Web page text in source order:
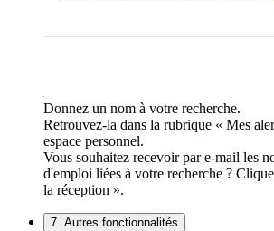
Donnez un nom à votre recherche.
Retrouvez-la dans la rubrique « Mes
espace personnel.
Vous souhaitez recevoir par e-mail les
d'emploi liées à votre recherche ?
la réception ».
7. Autres fonctionnalités